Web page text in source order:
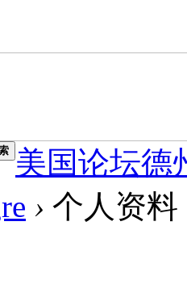
美国论坛德
› 个人资料